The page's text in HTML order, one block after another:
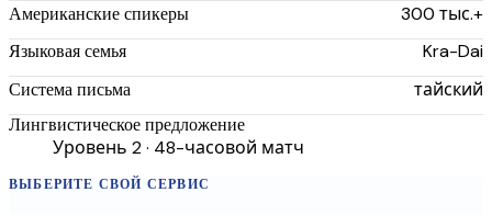
Американские спикеры 300 тыс.+
Языковая семья Kra-Dai
Система письма тайский
Лингвистическое предложение
Уровень 2 · 48-часовой матч
ВЫБЕРИТЕ СВОЙ СЕРВИС